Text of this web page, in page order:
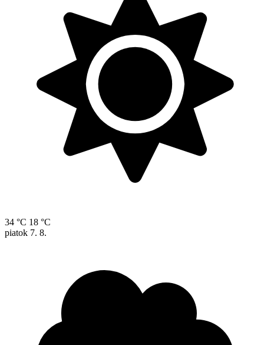
34 °C 18 °C
piatok 7. 8.